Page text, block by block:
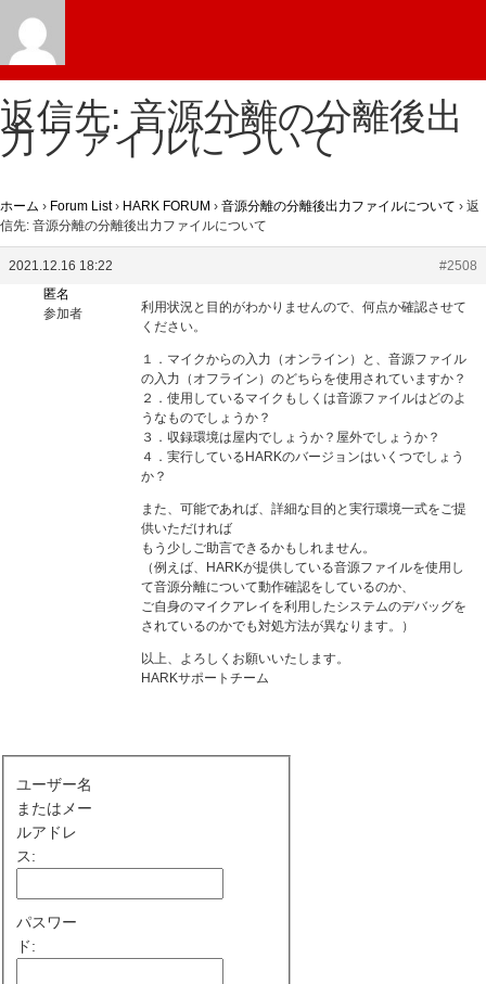
返信先: 音源分離の分離後出
力ファイルについて
ホーム › Forum List › HARK FORUM › 音源分離の分離後出力ファイルについて › 返
信先: 音源分離の分離後出力ファイルについて
2021.12.16 18:22
#2508
匿名
参加者
利用状況と目的がわかりませんので、何点か確認させて
ください。
１．マイクからの入力（オンライン）と、音源ファイル
の入力（オフライン）のどちらを使用されていますか？
２．使用しているマイクもしくは音源ファイルはどのよ
うなものでしょうか？
３．収録環境は屋内でしょうか？屋外でしょうか？
４．実行しているHARKのバージョンはいくつでしょう
か？
また、可能であれば、詳細な目的と実行環境一式をご提
供いただければ
もう少しご助言できるかもしれません。
（例えば、HARKが提供している音源ファイルを使用し
て音源分離について動作確認をしているのか、
ご自身のマイクアレイを利用したシステムのデバッグを
されているのかでも対処方法が異なります。）
以上、よろしくお願いいたします。
HARKサポートチーム
ユーザー名
またはメー
ルアドレ
ス:
パスワー
ド: